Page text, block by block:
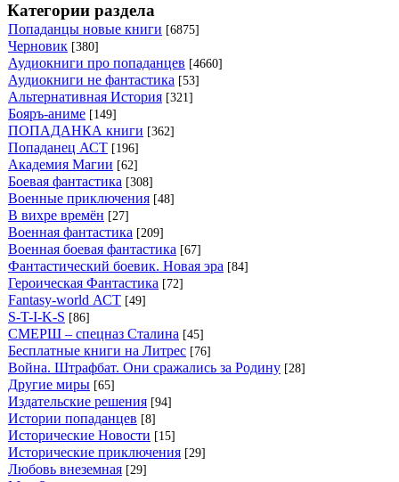
Категории раздела
Попаданцы новые книги [6875]
Черновик [380]
Аудиокниги про попаданцев [4660]
Аудиокниги не фантастика [53]
Альтернативная История [321]
Бояръ-аниме [149]
ПОПАДАНКА книги [362]
Попаданец АСТ [196]
Академия Магии [62]
Боевая фантастика [308]
Военные приключения [48]
В вихре времён [27]
Военная фантастика [209]
Военная боевая фантастика [67]
Фантастический боевик. Новая эра [84]
Героическая Фантастика [72]
Fantasy-world АСТ [49]
S-T-I-K-S [86]
СМЕРШ – спецназ Сталина [45]
Бесплатные книги на Литрес [76]
Война. Штрафбат. Они сражались за Родину [28]
Другие миры [65]
Издательские решения [94]
Истории попаданцев [8]
Исторические Новости [15]
Исторические приключения [29]
Любовь внеземная [29]